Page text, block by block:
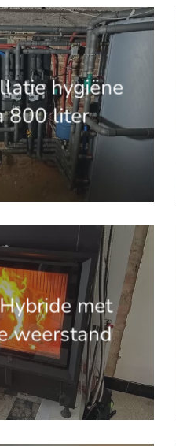
hygiëne
800 liter
met
weerstand